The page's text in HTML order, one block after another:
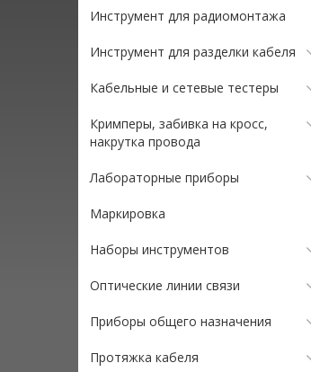
Инструмент для радиомонтажа
Инструмент для разделки кабеля
Кабельные и сетевые тестеры
Кримперы, забивка на кросс,
накрутка провода
Лабораторные приборы
Маркировка
Наборы инструментов
Оптические линии связи
Приборы общего назначения
Протяжка кабеля